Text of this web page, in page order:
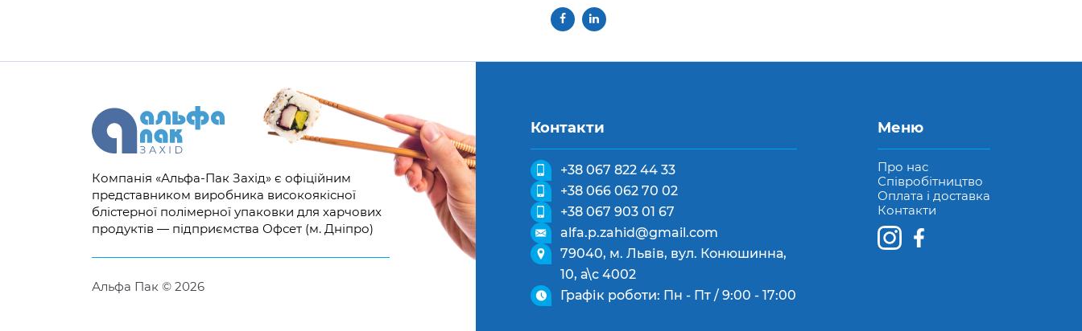
Контакти
+38 067 822 44 33
+38 066 062 70 02
+38 067 903 01 67
alfa.p.zahid@gmail.com
79040, м. Львів, вул. Конюшинна,
10, а\с 4002
Графік роботи: Пн - Пт / 9:00 - 17:00
Меню
Про нас
Співробітництво
Оплата і доставка
Контакти
Компанія «Альфа-Пак Захід» є офіційним
представником виробника високоякісної
блістерної полімерної упаковки для харчових
продуктів — підприємства Офсет (м. Дніпро)
Альфа Пак © 2026